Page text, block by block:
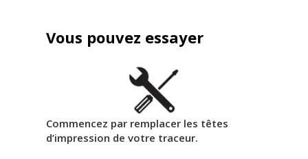
Vous pouvez essayer
Commencez par remplacer les têtes
d’impression de votre traceur.